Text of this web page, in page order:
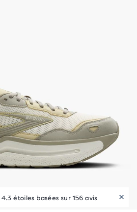
4.3 étoiles basées sur 156 avis